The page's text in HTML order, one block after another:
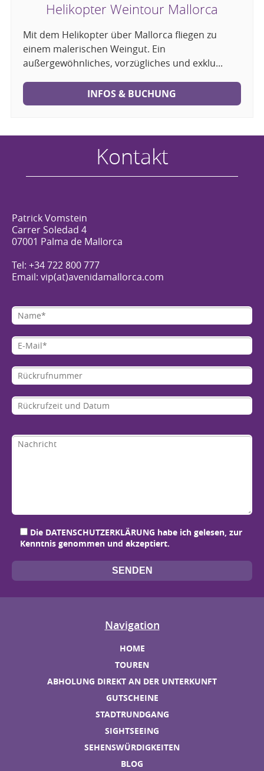
Helikopter Weintour Mallorca
Mit dem Helikopter über Mallorca fliegen zu
einem malerischen Weingut. Ein
außergewöhnliches, vorzügliches und exklu...
INFOS & BUCHUNG
Kontakt
Patrick Vomstein
Carrer Soledad 4
07001 Palma de Mallorca
Tel: +34 722 800 777
Email: vip(at)avenidamallorca.com
Die DATENSCHUTZERKLÄRUNG habe ich gelesen, zur
Kenntnis genommen und akzeptiert.
Navigation
HOME
TOUREN
ABHOLUNG DIREKT AN DER UNTERKUNFT
GUTSCHEINE
STADTRUNDGANG
SIGHTSEEING
SEHENSWÜRDIGKEITEN
BLOG